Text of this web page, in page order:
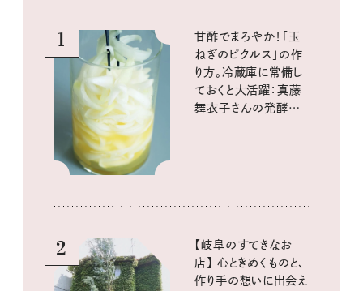
1
甘酢でまろやか！「玉
ねぎのピクルス」の作
り方。冷蔵庫に常備し
ておくと大活躍：真藤
舞衣子さんの発酵と
2
【岐阜のすてきなお
店】 心ときめくものと、
作り手の想いに出会え